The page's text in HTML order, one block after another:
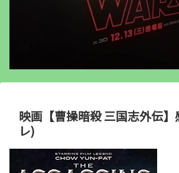
映画【曹操暗殺 三国志外伝
レ)